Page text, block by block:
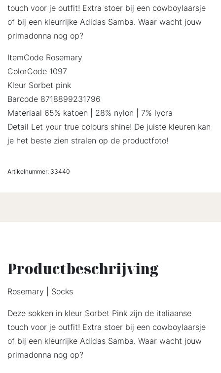
touch voor je outfit! Extra stoer bij een cowboylaarsje
of bij een kleurrijke Adidas Samba. Waar wacht jouw
primadonna nog op?
ItemCode Rosemary
ColorCode 1097
Kleur Sorbet pink
Barcode 8718899231796
Materiaal 65% katoen | 28% nylon | 7% lycra
Detail Let your true colours shine! De juiste kleuren kan
je het beste zien stralen op de productfoto!
Artikelnummer: 33440
Productbeschrijving
Rosemary | Socks
Deze sokken in kleur Sorbet Pink zijn de italiaanse
touch voor je outfit! Extra stoer bij een cowboylaarsje
of bij een kleurrijke Adidas Samba. Waar wacht jouw
primadonna nog op?